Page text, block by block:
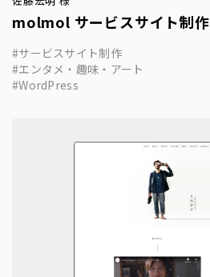
molmol サービスサイト制作
サービスサイト制作
エンタメ・趣味・アート
WordPress